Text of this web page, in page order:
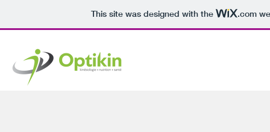
This site was designed with the .com